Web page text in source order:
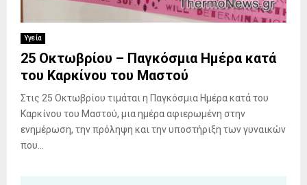
Υγεία
25 Οκτωβρίου – Παγκόσμια Ημέρα κατά
του Καρκίνου του Μαστού
Στις 25 Οκτωβρίου τιμάται η Παγκόσμια Ημέρα κατά του
Καρκίνου του Μαστού, μια ημέρα αφιερωμένη στην
ενημέρωση, την πρόληψη και την υποστήριξη των γυναικών
που...